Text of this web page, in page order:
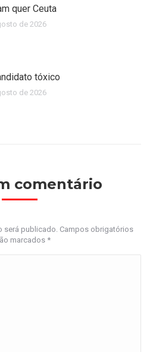
quer Ceuta
de 2026
tóxico
de 2026
comentário
será publicado. Campos obrigatórios
marcados *